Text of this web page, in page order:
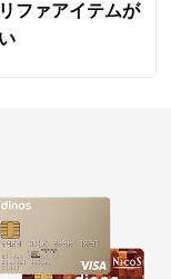
ファアイテムが